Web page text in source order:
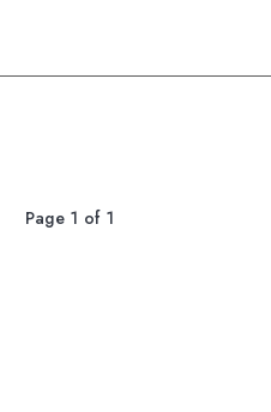
Page 1 of 1